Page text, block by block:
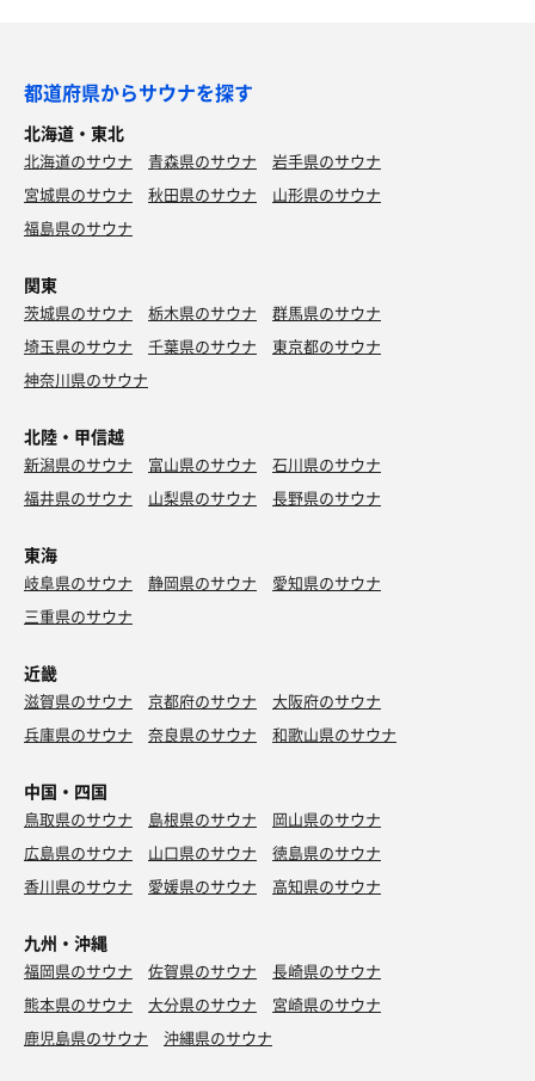
都道府県からサウナを探す
北海道・東北
北海道のサウナ 青森県のサウナ
岩手県のサウナ
宮城県のサウナ
秋田県のサウナ
山形県のサウナ
福島県のサウナ
関東
茨城県のサウナ 栃木県のサウナ
群馬県のサウナ
埼玉県のサウナ
千葉県のサウナ
東京都のサウナ
神奈川県のサウナ
北陸・甲信越
新潟県のサウナ 富山県のサウナ
石川県のサウナ
福井県のサウナ
山梨県のサウナ 長野県のサウナ
東海
岐阜県のサウナ 静岡県のサウナ
愛知県のサウナ
三重県のサウナ
近畿
滋賀県のサウナ 京都府のサウナ
大阪府のサウナ
兵庫県のサウナ
奈良県のサウナ 和歌山県のサウナ
中国・四国
鳥取県のサウナ 島根県のサウナ
岡山県のサウナ
広島県のサウナ
山口県のサウナ
徳島県のサウナ
香川県のサウナ
愛媛県のサウナ 高知県のサウナ
九州・沖縄
福岡県のサウナ 佐賀県のサウナ
長崎県のサウナ
熊本県のサウナ
大分県のサウナ
宮崎県のサウナ
鹿児島県のサウナ
沖縄県のサウナ